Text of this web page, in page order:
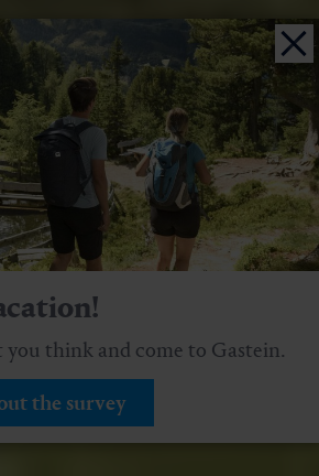
you think and come to Gastein.
the survey